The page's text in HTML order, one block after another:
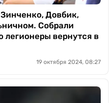
Довбик,
Собрали
легионеры вернутся в
19 октября 2024, 08:27